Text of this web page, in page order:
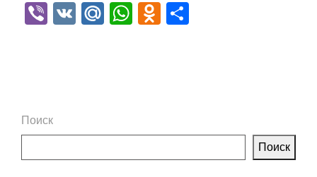
Viber
VK Mail.Ru
WhatsApp
Odnoklassniki
Поиск
Поиск